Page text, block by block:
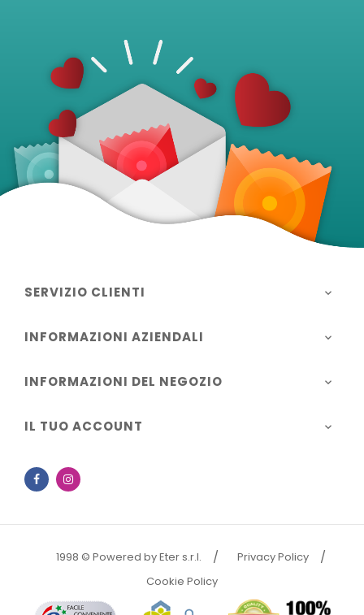
SERVIZIO CLIENTI 
INFORMAZIONI AZIENDALI 
INFORMAZIONI DEL NEGOZIO 
IL TUO ACCOUNT 
Facebook
1998 © Powered by Eter s.r.l.
Privacy Policy
Cookie Policy